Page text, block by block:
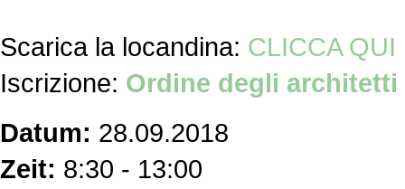
Scarica la locandina: CLICCA QUI
Iscrizione: Ordine degli architetti
Datum: 28.09.2018
Zeit: 8:30 - 13:00